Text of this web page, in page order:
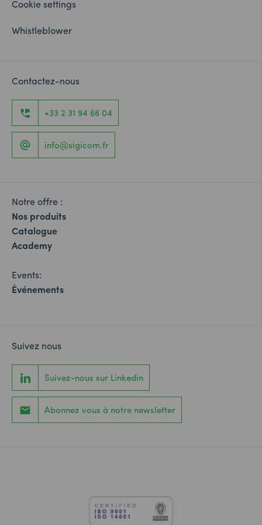
Cookie settings
Whistleblower
Contactez-nous
+33 2 31 94 66 04
info@sigicom.fr
Notre offre :
Nos produits
Catalogue
Academy
Events:
Événements
Suivez nous
Suivez-nous sur Linkedin
Abonnez vous à notre newsletter